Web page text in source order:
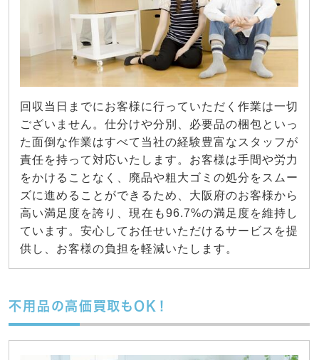
回収当日までにお客様に行っていただく作業は一切
ございません。仕分けや分別、必要品の梱包といっ
た面倒な作業はすべて当社の経験豊富なスタッフが
責任を持って対応いたします。お客様は手間や労力
をかけることなく、廃品や粗大ゴミの処分をスムー
ズに進めることができるため、大阪府のお客様から
高い満足度を誇り、現在も96.7%の満足度を維持し
ています。安心してお任せいただけるサービスを提
供し、お客様の負担を軽減いたします。
不用品の高価買取もOK！